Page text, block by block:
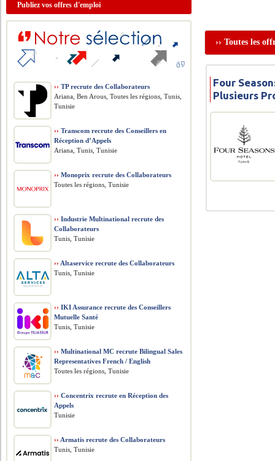
›› Toutes les
Four
Plusieurs
Publiez vos offres d'emploi
›› TP recrute des Collaborateurs
Ariana, Ben Arous, Toutes les régions, Tunis,
Tunisie
›› Transcom recrute des Conseillers en
Réception d’Appels
Ariana, Tunis, Tunisie
›› Monoprix recrute des Collaborateurs
Toutes les régions, Tunisie
›› Industrie Multinational recrute des
Collaborateurs
Tunis, Tunisie
›› Altaservice recrute des Collaborateurs
Tunis, Tunisie
›› IKI Assurance recrute des Conseillers
Mutuelle Santé
Tunis, Tunisie
›› Multinational MC recrute Bilingual Sales
Representatives French / English
Toutes les régions, Tunisie
›› Concentrix recrute en Réception des
Appels
Tunisie
›› Armatis recrute des Collaborateurs
Tunis, Tunisie